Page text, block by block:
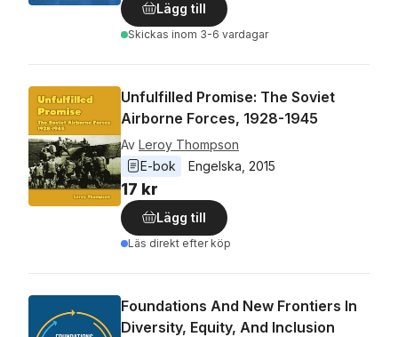
Lägg till
Skickas inom 3-6 vardagar
Unfulfilled Promise: The Soviet
Airborne Forces, 1928-1945
Av Leroy Thompson
E-bok
Engelska 2015
17 kr
Lägg till
Läs direkt efter köp
Foundations And New Frontiers In
Diversity, Equity, And Inclusion